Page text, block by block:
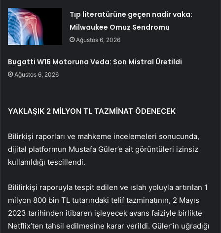
Tıp literatürüne geçen nadir vaka:
Milwaukee Omuz Sendromu
Ağustos 6, 2026
Bugatti W16 Motoruna Veda: Son Mistral Üretildi
Ağustos 6, 2026
YAKLAŞIK 2 MİLYON TL TAZMİNAT ÖDENECEK
Bilirkişi raporları ve mahkeme incelemeleri sonucunda,
dijital platformun Mustafa Güler’e ait görüntüleri izinsiz
kullanıldığı tescillendi.
Bililirkişi raporuyla tespit edilen ve ıslah yoluyla artırılan 1
milyon 800 bin TL tutarındaki telif tazminatının, 2 Mayıs
2023 tarihinden itibaren işleyecek avans faiziyle birlikte
Netflix’ten tahsil edilmesine karar verildi. Güler’in uğradığı